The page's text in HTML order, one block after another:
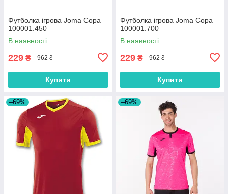
Футболка ігрова Joma Copa
100001.450
В наявності
229 ₴ 962 ₴
Купити
Футболка ігрова Joma Copa
100001.700
В наявності
229 ₴ 962 ₴
Купити
–69% –69%